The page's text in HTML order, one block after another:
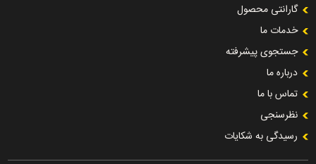
گارانتی محصول
خدمات ما
جستجوی پیشرفته
درباره ما
تماس با ما
نظرسنجی
رسیدگی به شکایات